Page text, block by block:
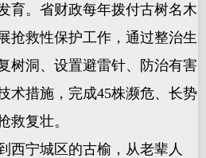
育。省财政每年拨付古树名木
抢救性保护工作，通过整治生
树洞、设置避雷针、防治有害
术措施，完成45株濒危、长势
救复壮。
宁城区的古榆，从老辈人